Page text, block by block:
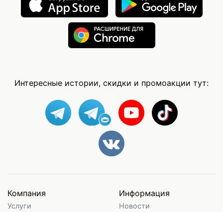
Интересные истории, скидки и промоакции тут:
Компания
Услуги
Информация
Новости